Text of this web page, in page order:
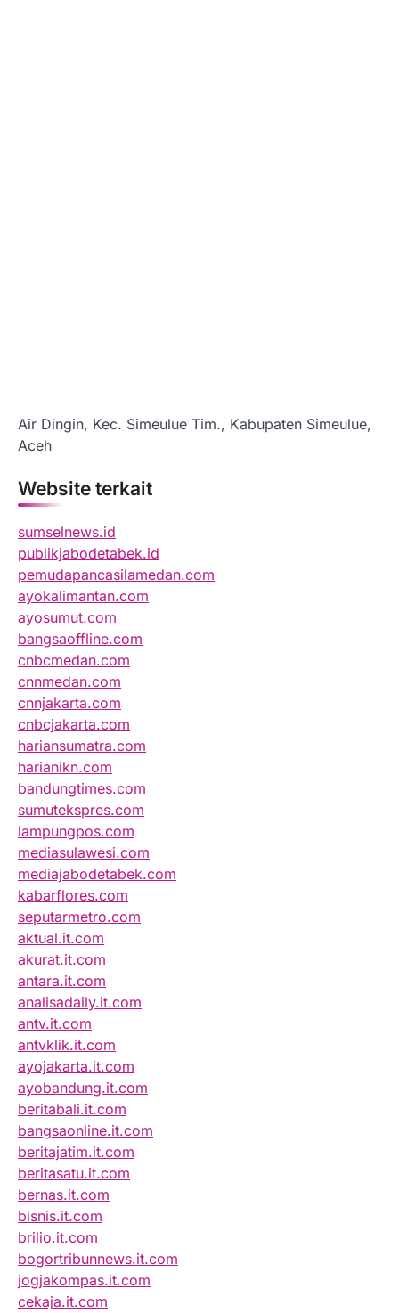
Air Dingin, Kec. Simeulue Tim., Kabupaten Simeulue,
Aceh
Website terkait
sumselnews.id
publikjabodetabek.id
pemudapancasilamedan.com
ayokalimantan.com
ayosumut.com
bangsaoffline.com
cnbcmedan.com
cnnmedan.com
cnnjakarta.com
cnbcjakarta.com
hariansumatra.com
harianikn.com
bandungtimes.com
sumutekspres.com
lampungpos.com
mediasulawesi.com
mediajabodetabek.com
kabarflores.com
seputarmetro.com
aktual.it.com
akurat.it.com
antara.it.com
analisadaily.it.com
antv.it.com
antvklik.it.com
ayojakarta.it.com
ayobandung.it.com
beritabali.it.com
bangsaonline.it.com
beritajatim.it.com
beritasatu.it.com
bernas.it.com
bisnis.it.com
brilio.it.com
bogortribunnews.it.com
jogjakompas.it.com
cekaja.it.com